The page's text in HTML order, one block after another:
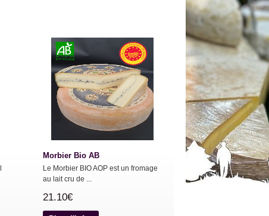
Morbier Bio AB
Le Morbier BIO AOP est un fromage
au lait cru de ...
21.10€